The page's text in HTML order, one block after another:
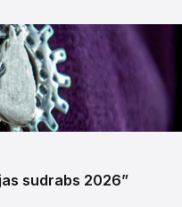
sudrabs 2026”